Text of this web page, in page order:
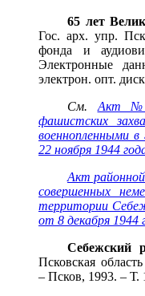
65 лет
Гос. арх. упр.
фонда и
Электронные
электрон. опт.
См. Акт №
фашистских
военнопленными
22 ноября 1944
Акт районной
совершенных
территории
от 8 декабря 1944
Себежский
Псковская
– Псков, 1993. – Т.